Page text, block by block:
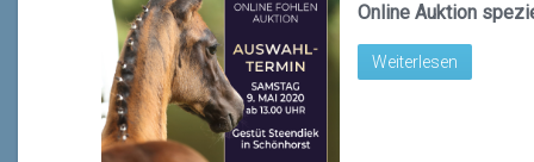
Online Auktion
Weiterlesen